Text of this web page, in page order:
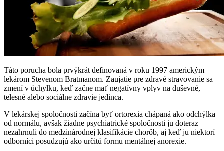
Táto porucha bola prvýkrát definovaná v roku 1997 americkým
lekárom Stevenom Bratmanom. Zaujatie pre zdravé stravovanie sa
zmení v úchylku, keď začne mať negatívny vplyv na duševné,
telesné alebo sociálne zdravie jedinca.
V lekárskej spoločnosti začína byť ortorexia chápaná ako odchýlka
od normálu, avšak žiadne psychiatrické spoločnosti ju doteraz
nezahrnuli do medzinárodnej klasifikácie chorôb, aj keď ju niektorí
odborníci posudzujú ako určitú formu mentálnej anorexie.